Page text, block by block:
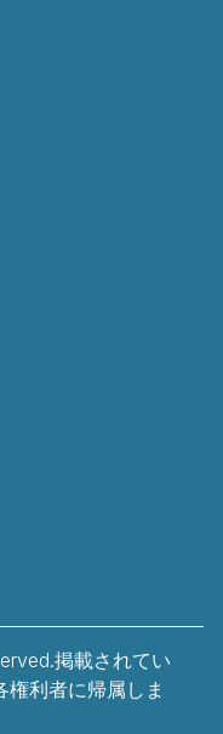
掲載されてい
利者に帰属しま